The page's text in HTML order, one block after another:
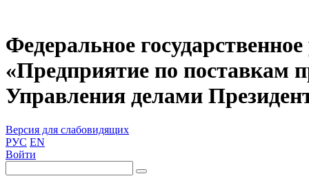
Федеральное
«Предприятие по поставкам
Управления делами
Версия для слабовидящих
РУС EN
Войти